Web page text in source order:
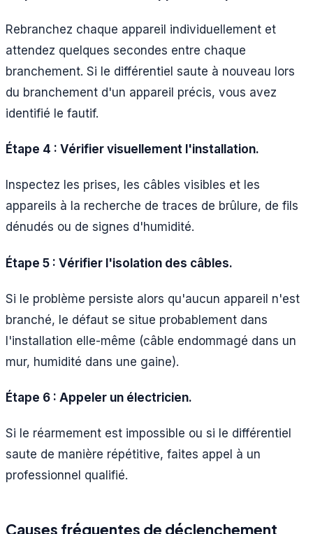
Rebranchez chaque appareil individuellement et
attendez quelques secondes entre chaque
branchement. Si le différentiel saute à nouveau lors
du branchement d'un appareil précis, vous avez
identifié le fautif.
Étape 4 : Vérifier visuellement l'installation.
Inspectez les prises, les câbles visibles et les
appareils à la recherche de traces de brûlure, de fils
dénudés ou de signes d'humidité.
Étape 5 : Vérifier l'isolation des câbles.
Si le problème persiste alors qu'aucun appareil n'est
branché, le défaut se situe probablement dans
l'installation elle-même (câble endommagé dans un
mur, humidité dans une gaine).
Étape 6 : Appeler un électricien.
Si le réarmement est impossible ou si le différentiel
saute de manière répétitive, faites appel à un
professionnel qualifié.
Causes fréquentes de déclenchement